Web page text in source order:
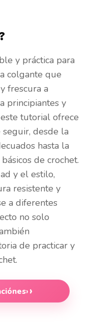
y práctica para
colgante que
frescura a
principiantes y
tutorial ofrece
seguir, desde la
hasta la
de crochet.
y el estilo,
resistente y
a diferentes
no solo
de practicar y
›